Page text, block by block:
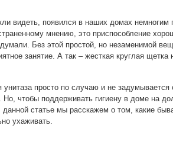
видеть, появился в наших домах немногим
мнению, это приспособление
Без этой простой, но незаменимой
занятие. А так – жесткая круглая щетка
просто по случаю и не задумывается
Но, чтобы поддерживать гигиену в доме на
статье мы расскажем о том, какие
ухаживать.